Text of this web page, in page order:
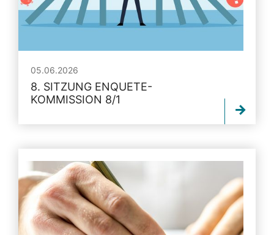
05.06.2026
8. SITZUNG ENQUETE-
KOMMISSION 8/1